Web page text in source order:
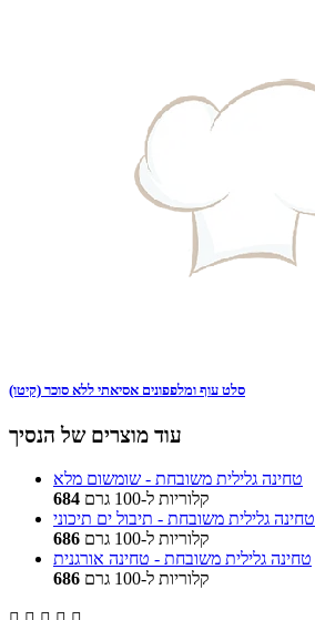
סלט עוף ומלפפונים אסיאתי ללא סוכר (קיטו)
עוד מוצרים של הנסיך
טחינה גלילית משובחת - שומשום מלא
684
קלוריות ל-100 גרם
טחינה גלילית משובחת - תיבול ים תיכוני
686
קלוריות ל-100 גרם
טחינה גלילית משובחת - טחינה אורגנית
686
קלוריות ל-100 גרם